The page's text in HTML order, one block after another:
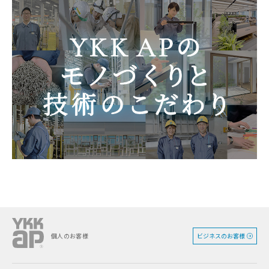
個人のお客様 ビジネスのお客様